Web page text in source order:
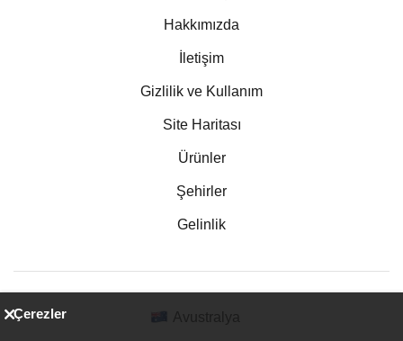
Hakkımızda
İletişim
Gizlilik ve Kullanım
Site Haritası
Ürünler
Şehirler
Gelinlik
Çerezler